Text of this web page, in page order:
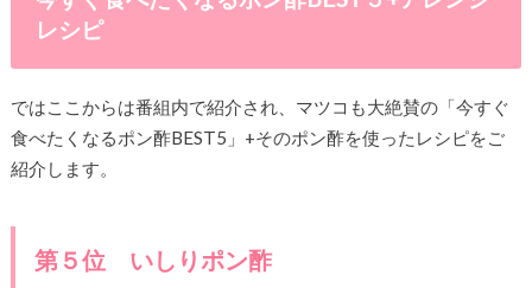
レシピ
ではここからは番組内で紹介され、マツコも大絶賛の「今すぐ
食べたくなるポン酢BEST5」+そのポン酢を使ったレシピをご
紹介します。
第５位 いしりポン酢